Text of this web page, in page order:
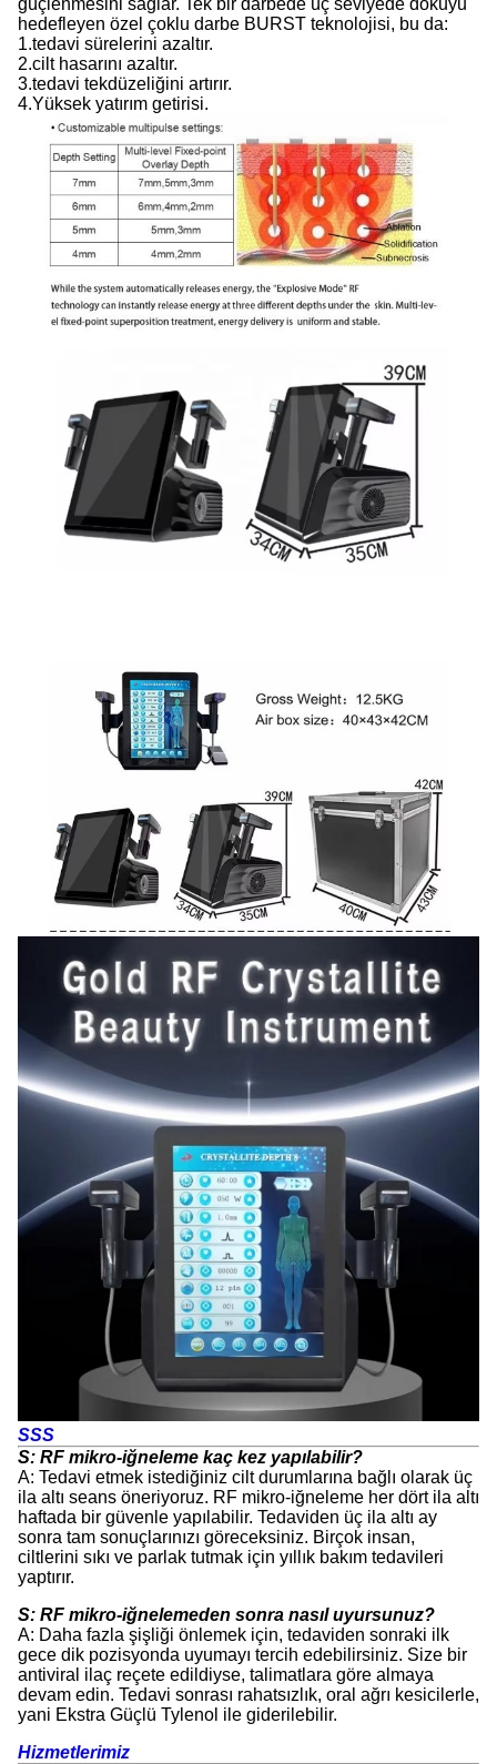
hedefleyen özel çoklu darbe BURST teknolojisi, bu da:
1.tedavi sürelerini azaltır.
2.cilt hasarını azaltır.
3.tedavi tekdüzeliğini artırır.
4.Yüksek yatırım getirisi.
SSS
S: RF mikro-iğneleme kaç kez yapılabilir?
A: Tedavi etmek istediğiniz cilt durumlarına bağlı olarak üç
ila altı seans öneriyoruz. RF mikro-iğneleme her dört ila altı
haftada bir güvenle yapılabilir. Tedaviden üç ila altı ay
sonra tam sonuçlarınızı göreceksiniz. Birçok insan,
ciltlerini sıkı ve parlak tutmak için yıllık bakım tedavileri
yaptırır.
S: RF mikro-iğnelemeden sonra nasıl uyursunuz?
A: Daha fazla şişliği önlemek için, tedaviden sonraki ilk
gece dik pozisyonda uyumayı tercih edebilirsiniz. Size bir
antiviral ilaç reçete edildiyse, talimatlara göre almaya
devam edin. Tedavi sonrası rahatsızlık, oral ağrı kesicilerle,
yani Ekstra Güçlü Tylenol ile giderilebilir.
Hizmetlerimiz